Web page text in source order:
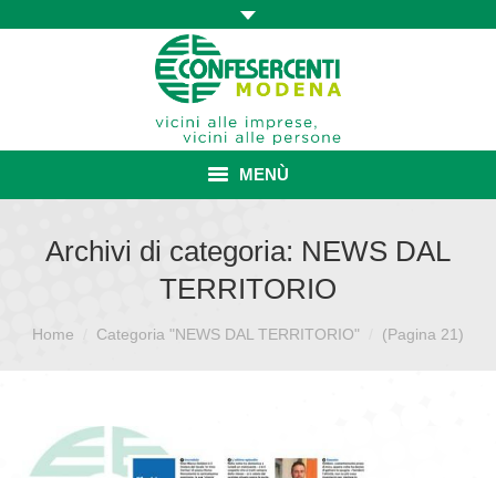
MENÙ
ASSOCIAZIONE
ISCRIZIONE E VANTAGGI
CATEGORIE SINDACALI
Archivi di categoria: NEWS DAL
TERRITORIO
Sei qui:
Home Categoria "NEWS DAL TERRITORIO" (Pagina 21)